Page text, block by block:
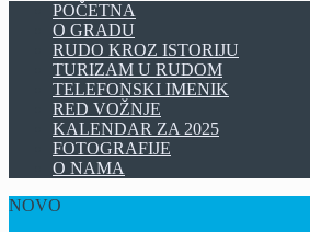
POČETNA
O GRADU
RUDO KROZ ISTORIJU
TURIZAM U RUDOM
TELEFONSKI IMENIK
RED VOŽNJE
KALENDAR ZA 2025
FOTOGRAFIJE
O NAMA
NOVO